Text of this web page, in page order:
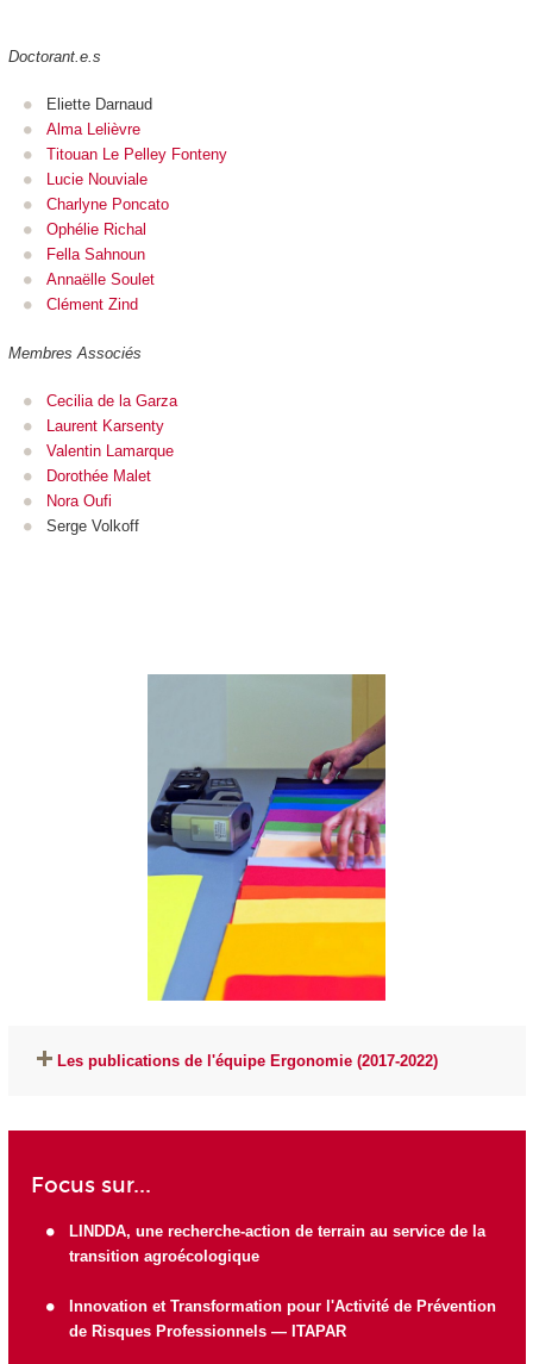
Doctorant.e.s
Eliette Darnaud
Alma Lelièvre
Titouan Le Pelley Fonteny
Lucie Nouviale
Charlyne Poncato
Ophélie Richal
Fella Sahnoun
Annaëlle Soulet
Clément Zind
Membres Associés
Cecilia de la Garza
Laurent Karsenty
Valentin Lamarque
Dorothée Malet
Nora Oufi
Serge Volkoff
Les publications de l'équipe Ergonomie (2017-2022)
Focus sur...
LINDDA, une recherche-action de terrain au service de la
transition agroécologique
Innovation et Transformation pour l'Activité de Prévention
de Risques Professionnels — ITAPAR